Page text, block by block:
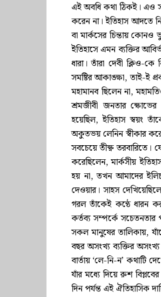
এই অবধি কথা ঠিকই। এও
করেন না। ইতিহাস আদতে
বা মার্কসের চিন্তায়
ইতিহাসে এমন ব্যক্তির
ধারা। তাঁরা দেবী ক্লিও-
সমষ্টির আকাঙ্ক্ষা, তাই-ই
মহামানব ছিলেন না,
শ্রমজীবী জনতার
হয়েছিল, ইতিহাস স্বয়ং
অকুতভয় লেনিন স্বীকার
সবচেয়ে তীক্ষ্ণ তরবারিতে।
করেছিলেন, মার্কসীয়
হয় না, তখন আমাদের
দেওয়ার। সাহস
গরল তাঁকেই কন্ঠে ধারন
কর্তব্য সম্পর্কে সচেতনতার
সকল মানুষের তালিকায়,
বছর অসংখ্য ব্যক্তির
বার্তায় ‘লে-নি-ন’
যাঁর মধ্যে দিয়ে রুশ
দিন পর্যন্ত এই ঐতিহাসিক